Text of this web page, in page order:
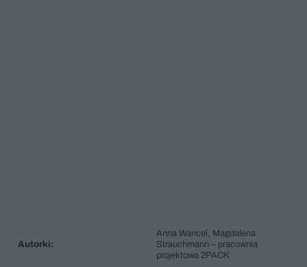
Autorki:
Anna Wancel, Magdalena
Strauchmann – pracownia
projektowa 2PACK